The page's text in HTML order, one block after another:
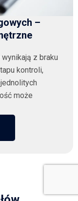
–
z braku
kontroli,
może